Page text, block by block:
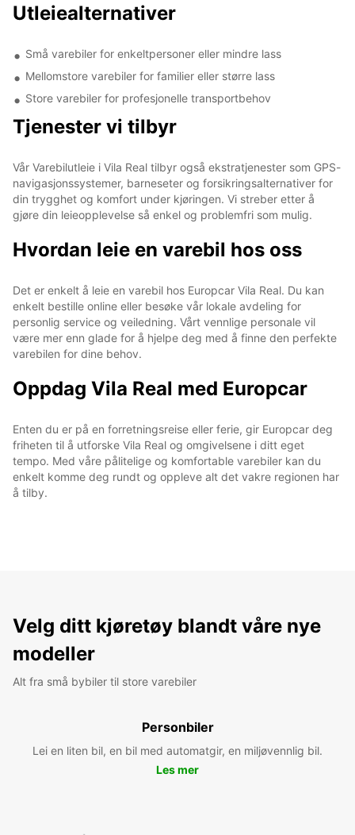
Utleiealternativer
Små varebiler for enkeltpersoner eller mindre lass
Mellomstore varebiler for familier eller større lass
Store varebiler for profesjonelle transportbehov
Tjenester vi tilbyr
Vår Varebilutleie i Vila Real tilbyr også ekstratjenester som GPS-
navigasjonssystemer, barneseter og forsikringsalternativer for
din trygghet og komfort under kjøringen. Vi streber etter å
gjøre din leieopplevelse så enkel og problemfri som mulig.
Hvordan leie en varebil hos oss
Det er enkelt å leie en varebil hos Europcar Vila Real. Du kan
enkelt bestille online eller besøke vår lokale avdeling for
personlig service og veiledning. Vårt vennlige personale vil
være mer enn glade for å hjelpe deg med å finne den perfekte
varebilen for dine behov.
Oppdag Vila Real med Europcar
Enten du er på en forretningsreise eller ferie, gir Europcar deg
friheten til å utforske Vila Real og omgivelsene i ditt eget
tempo. Med våre pålitelige og komfortable varebiler kan du
enkelt komme deg rundt og oppleve alt det vakre regionen har
å tilby.
Velg ditt kjøretøy blandt våre nye
modeller
Alt fra små bybiler til store varebiler
Personbiler
Lei en liten bil, en bil med automatgir, en miljøvennlig bil.
Les mer